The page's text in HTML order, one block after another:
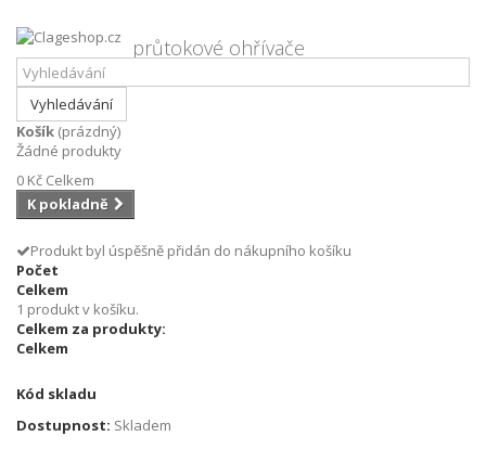
průtokové ohřívače
Vyhledávání
Košík (prázdný)
Žádné produkty
0 Kč Celkem
K pokladně
Produkt byl úspěšně přidán do nákupního košíku
Počet
Celkem
1 produkt v košíku.
Celkem za produkty:
Celkem
Clageshop.cz
U, CFX, CFX-U, průtokový ohřívač clage
Clage CFX-U, CFX, CFX-U, průtokový ohřívač
clage
Kód skladu
Dostupnost: Skladem